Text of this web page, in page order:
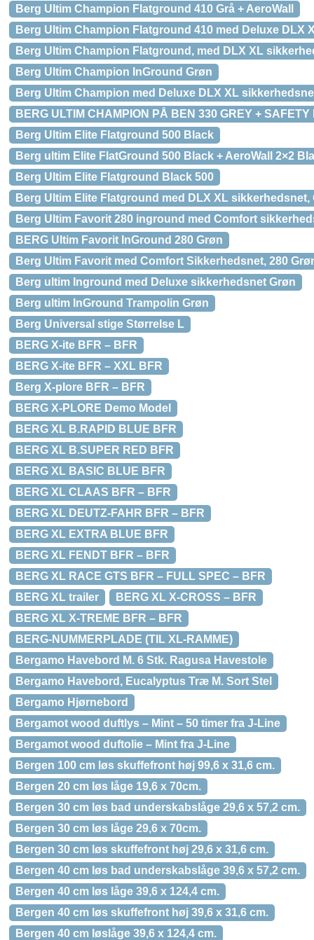
Berg Ultim Champion Flatground 410 Grå + AeroWall
Berg Ultim Champion Flatground 410 med Deluxe DLX
Berg Ultim Champion Flatground, med DLX XL
Berg Ultim Champion InGround Grøn
Berg Ultim Champion med Deluxe DLX XL
BERG ULTIM CHAMPION PÅ BEN 330 GREY +
Berg Ultim Elite Flatground 500 Black
Berg ultim Elite FlatGround 500 Black + AeroWall 2×2
Berg Ultim Elite Flatground Black 500
Berg Ultim Elite Flatground med DLX XL sikkerhedsnet,
Berg Ultim Favorit 280 inground med Comfort
BERG Ultim Favorit InGround 280 Grøn
Berg Ultim Favorit med Comfort Sikkerhedsnet, 280
Berg ultim Inground med Deluxe sikkerhedsnet Grøn
Berg ultim InGround Trampolin Grøn
Berg Universal stige Størrelse L
BERG X-ite BFR – BFR
BERG X-ite BFR – XXL BFR
Berg X-plore BFR – BFR
BERG X-PLORE Demo Model
BERG XL B.RAPID BLUE BFR
BERG XL B.SUPER RED BFR
BERG XL BASIC BLUE BFR
BERG XL CLAAS BFR – BFR
BERG XL DEUTZ-FAHR BFR – BFR
BERG XL EXTRA BLUE BFR
BERG XL FENDT BFR – BFR
BERG XL RACE GTS BFR – FULL SPEC – BFR
BERG XL trailer
BERG XL X-CROSS – BFR
BERG XL X-TREME BFR – BFR
BERG-NUMMERPLADE (TIL XL-RAMME)
Bergamo Havebord M. 6 Stk. Ragusa Havestole
Bergamo Havebord, Eucalyptus Træ M. Sort Stel
Bergamo Hjørnebord
Bergamot wood duftlys – Mint – 50 timer fra J-Line
Bergamot wood duftolie – Mint fra J-Line
Bergen 100 cm løs skuffefront høj 99,6 x 31,6 cm.
Bergen 20 cm løs låge 19,6 x 70cm.
Bergen 30 cm løs bad underskabslåge 29,6 x 57,2 cm.
Bergen 30 cm løs låge 29,6 x 70cm.
Bergen 30 cm løs skuffefront høj 29,6 x 31,6 cm.
Bergen 40 cm løs bad underskabslåge 39,6 x 57,2 cm.
Bergen 40 cm løs låge 39,6 x 124,4 cm.
Bergen 40 cm løs skuffefront høj 39,6 x 31,6 cm.
Bergen 40 cm løslåge 39,6 x 124,4 cm.